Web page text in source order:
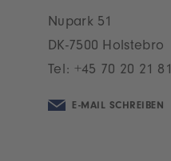
Nupark 51
DK-7500 Holstebro
Tel: +45 70 20 21 81
E-MAIL SCHREIBEN